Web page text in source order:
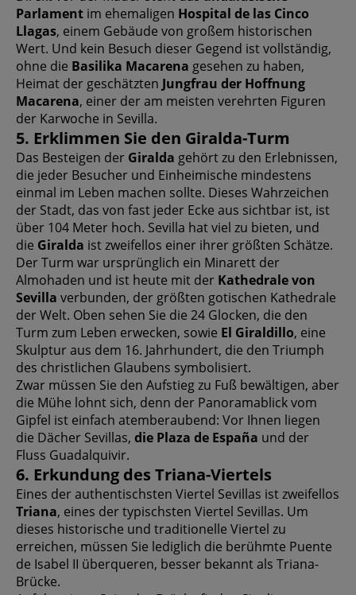
Parlament im ehemaligen Hospital de las Cinco
Llagas, einem Gebäude von großem historischen
Wert. Und kein Besuch dieser Gegend ist vollständig,
ohne die Basilika Macarena gesehen zu haben,
Heimat der geschätzten Jungfrau der Hoffnung
Macarena, einer der am meisten verehrten Figuren
der Karwoche in Sevilla.
5. Erklimmen Sie den Giralda-Turm
Das Besteigen der Giralda gehört zu den Erlebnissen,
die jeder Besucher und Einheimische mindestens
einmal im Leben machen sollte. Dieses Wahrzeichen
der Stadt, das von fast jeder Ecke aus sichtbar ist, ist
über 104 Meter hoch. Sevilla hat viel zu bieten, und
die Giralda ist zweifellos einer ihrer größten Schätze.
Der Turm war ursprünglich ein Minarett der
Almohaden und ist heute mit der Kathedrale von
Sevilla verbunden, der größten gotischen Kathedrale
der Welt. Oben sehen Sie die 24 Glocken, die den
Turm zum Leben erwecken, sowie El Giraldillo, eine
Skulptur aus dem 16. Jahrhundert, die den Triumph
des christlichen Glaubens symbolisiert.
Zwar müssen Sie den Aufstieg zu Fuß bewältigen, aber
die Mühe lohnt sich, denn der Panoramablick vom
Gipfel ist einfach atemberaubend: Vor Ihnen liegen
die Dächer Sevillas, die Plaza de España und der
Fluss Guadalquivir.
6. Erkundung des Triana-Viertels
Eines der authentischsten Viertel Sevillas ist zweifellos
Triana, eines der typischsten Viertel Sevillas. Um
dieses historische und traditionelle Viertel zu
erreichen, müssen Sie lediglich die berühmte Puente
de Isabel II überqueren, besser bekannt als Triana-
Brücke.